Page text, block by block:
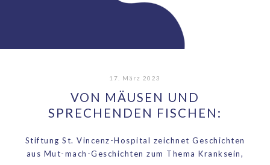
17. März 2023
VON MÄUSEN UND
SPRECHENDEN FISCHEN:
Stiftung St. Vincenz-Hospital zeichnet Geschichten
aus Mut-mach-Geschichten zum Thema Kranksein,